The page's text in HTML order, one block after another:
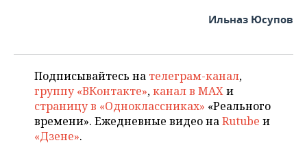
Ильназ Юсупов
Подписывайтесь на телеграм-канал,
группу «ВКонтакте»,канал в MAXи
страницу в «Одноклассниках» «Реального
времени». Ежедневные видео наRutube и
«Дзене».